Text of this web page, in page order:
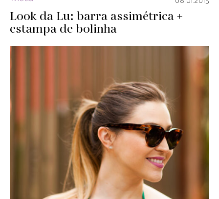
Look da Lu: barra assimétrica +
estampa de bolinha